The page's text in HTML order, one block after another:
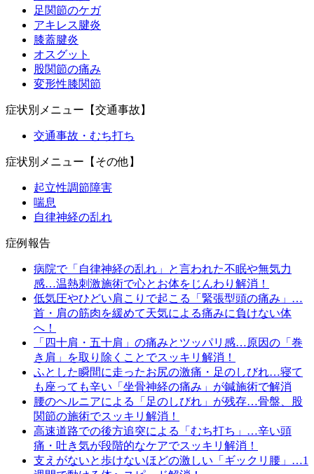
足関節のケガ
アキレス腱炎
膝蓋腱炎
オスグット
股関節の痛み
変形性膝関節
症状別メニュー【交通事故】
交通事故・むち打ち
症状別メニュー【その他】
起立性調節障害
喘息
自律神経の乱れ
症例報告
病院で「自律神経の乱れ」と言われた不眠や無気力
感…温熱刺激施術で心とお体をじんわり解消！
低気圧やひどい肩こりで起こる「緊張型頭の痛み」…
首・肩の筋肉を緩めて天気による痛みに負けない体
へ！
「四十肩・五十肩」の痛みとツッパリ感…原因の「巻
き肩」を取り除くことでスッキリ解消！
ふとした瞬間に走ったお尻の激痛・足のしびれ…寝て
も座っても辛い「坐骨神経の痛み」が鍼施術で解消
腰のヘルニアによる「足のしびれ」が残存…骨盤、股
関節の施術でスッキリ解消！
高速道路での後方追突による「むち打ち」…辛い頭
痛・吐き気が段階的なケアでスッキリ解消！
支えがないと歩けないほどの激しい「ギックリ腰」…1